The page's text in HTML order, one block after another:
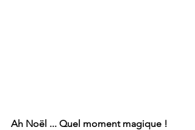
Ah Noël ... Quel moment magique !